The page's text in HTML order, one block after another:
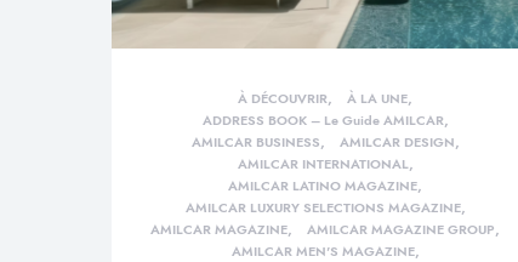
À DÉCOUVRIR
À LA UNE
ADDRESS BOOK – Le Guide AMILCAR
AMILCAR BUSINESS
AMILCAR DESIGN
AMILCAR INTERNATIONAL
AMILCAR LATINO MAGAZINE
AMILCAR LUXURY SELECTIONS MAGAZINE
AMILCAR MAGAZINE
AMILCAR MAGAZINE GROUP
AMILCAR MEN'S MAGAZINE